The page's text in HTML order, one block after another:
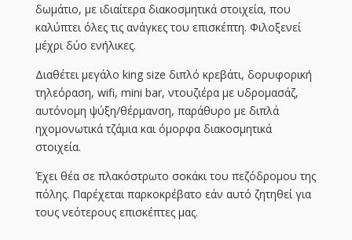
δωμάτιο, με ιδιαίτερα διακοσμητικά στοιχεία, που
καλύπτει όλες τις ανάγκες του επισκέπτη. Φιλοξενεί
μέχρι δύο ενήλικες.
Διαθέτει μεγάλο king size διπλό κρεβάτι, δορυφορική
τηλεόραση, wifi, mini bar, ντουζιέρα με υδρομασάζ,
αυτόνομη ψύξη/θέρμανση, παράθυρο με διπλά
ηχομονωτικά τζάμια και όμορφα διακοσμητικά
στοιχεία.
Έχει θέα σε πλακόστρωτο σοκάκι του πεζόδρομου της
πόλης. Παρέχεται παρκοκρέβατο εάν αυτό ζητηθεί για
τους νεότερους επισκέπτες μας.